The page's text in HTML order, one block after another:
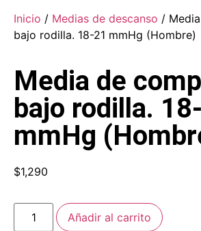
Inicio / Medias de descanso /
bajo rodilla. 18-21 mmHg (Hombre)
Media de
bajo rodilla.
mmHg
$1,290
Añadir al carrito